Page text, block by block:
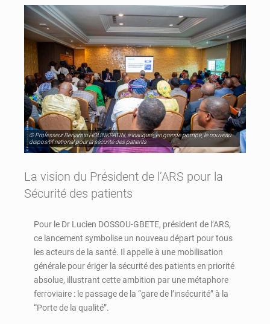
© Professeur Benjamin HOUNKPATIN, a inauguré, en grande pompe, le nouveau
dispositif national pour la sécurité des patients
La vision du Président de l’ARS pour la
Sécurité des patients
Pour le Dr Lucien DOSSOU-GBETE, président de l’ARS,
ce lancement symbolise un nouveau départ pour tous
les acteurs de la santé. Il appelle à une mobilisation
générale pour ériger la sécurité des patients en priorité
absolue, illustrant cette ambition par une métaphore
ferroviaire : le passage de la “gare de l’insécurité” à la
“Porte de la qualité”.